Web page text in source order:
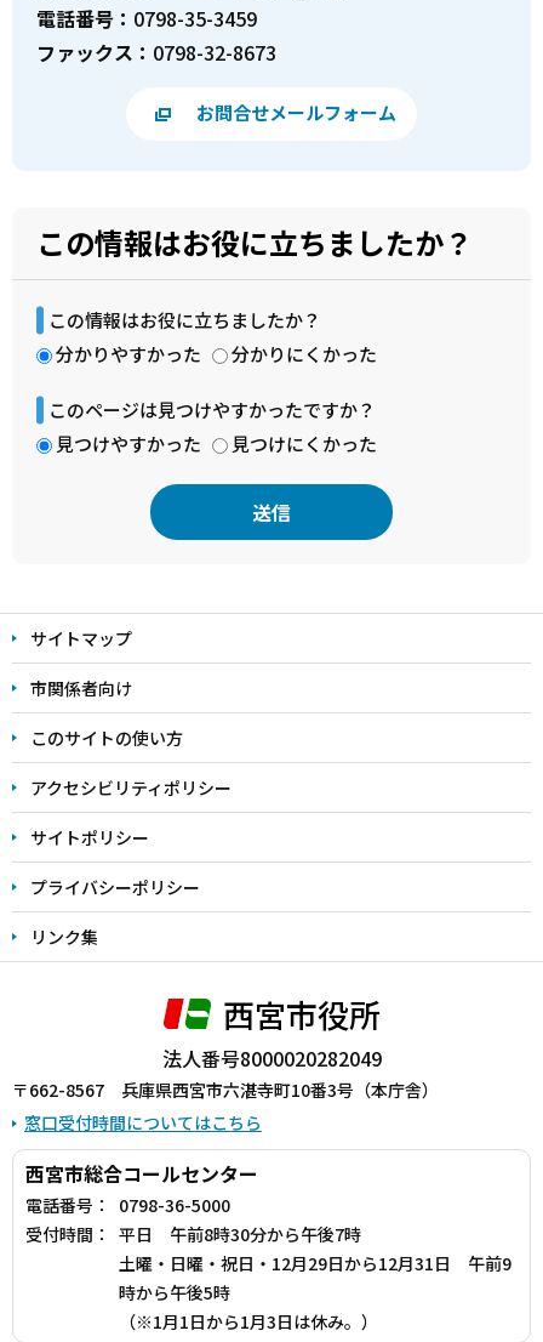
電話番号： 0798-35-3459
ファックス： 0798-32-8673
お問合せメールフォーム
この情報はお役に立ちましたか？
この情報はお役に立ちましたか？
分かりやすかった
分かりにくかった
このページは見つけやすかったですか？
見つけやすかった
見つけにくかった
文
こ
こ
ま
で
サイトマップ
市関係者向け
このサイトの使い方
アクセシビリティポリシー
サイトポリシー
プライバシーポリシー
リンク集
西宮市役所
法人番号8000020282049
〒662-8567 兵庫県西宮市六湛寺町10番3号（本庁舎）
窓口受付時間についてはこちら
西宮市総合コールセンター
電話番号：
0798-36-5000
受付時間：
平日 午前8時30分から午後7時
土曜・日曜・祝日・12月29日から12月31日 午前9
時から午後5時
（※1月1日から1月3日は休み。）